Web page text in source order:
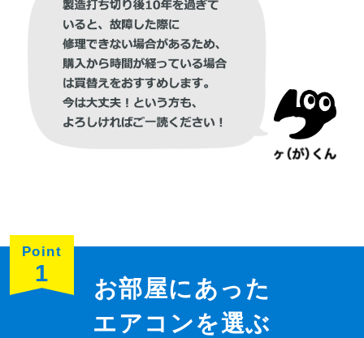
Point
1
お部屋にあった
エアコンを選ぶ